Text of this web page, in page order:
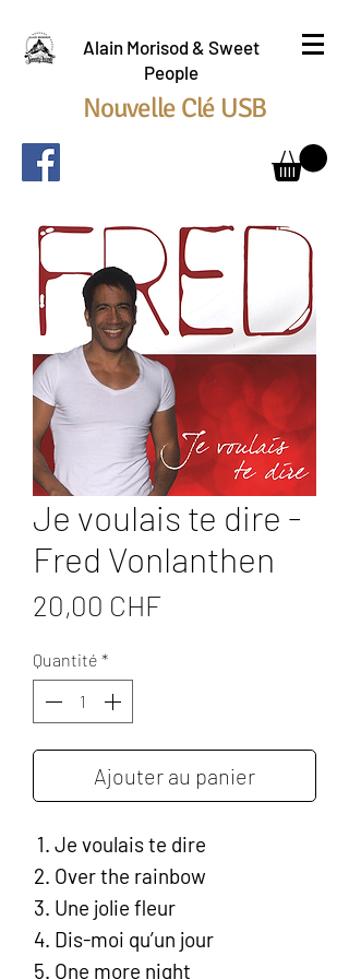
Alain Morisod & Sweet
People
Nouvelle Clé USB
Je voulais te dire -
Fred Vonlanthen
20,00 CHFPrix
Quantité *
Ajouter au panier
Je voulais te dire
Over the rainbow
Une jolie fleur
Dis-moi qu’un jour
One more night